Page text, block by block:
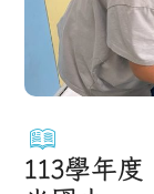
113學年